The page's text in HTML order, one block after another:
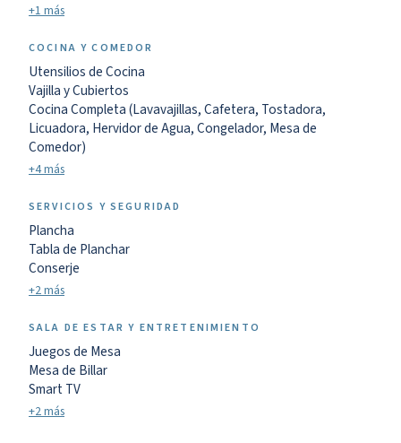
+1 más
COCINA Y COMEDOR
Utensilios de Cocina
Vajilla y Cubiertos
Cocina Completa (Lavavajillas, Cafetera, Tostadora,
Licuadora, Hervidor de Agua, Congelador, Mesa de
Comedor)
+4 más
SERVICIOS Y SEGURIDAD
Plancha
Tabla de Planchar
Conserje
+2 más
SALA DE ESTAR Y ENTRETENIMIENTO
Juegos de Mesa
Mesa de Billar
Smart TV
+2 más